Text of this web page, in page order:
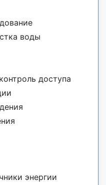
воды
доступа
энергии